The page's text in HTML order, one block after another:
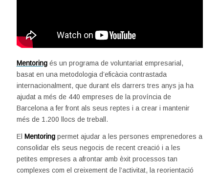
Mentoringés un programa de voluntariat empresarial,
basat en una metodologia d’eficàcia contrastada
internacionalment, que durant els darrers tres anys ja ha
ajudat a més de 440 empreses de la província de
Barcelona a fer front als seus reptes i a crear i mantenir
més de 1.200 llocs de treball.
El Mentoringpermet ajudar a les persones emprenedores a
consolidar els seus negocis de recent creació i a les
petites empreses a afrontar amb èxit processos tan
complexes com el creixement de l’activitat, la reorientació